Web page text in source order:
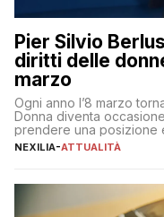
Pier Silvio
diritti delle
marzo
Ogni anno l’8 marzo
Donna diventa
prendere una posizione
sua complessità e
NEXILIA-ATTUALITÀ